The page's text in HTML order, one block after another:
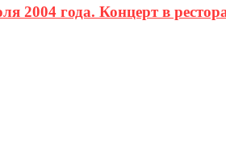
2004 года. Концерт в